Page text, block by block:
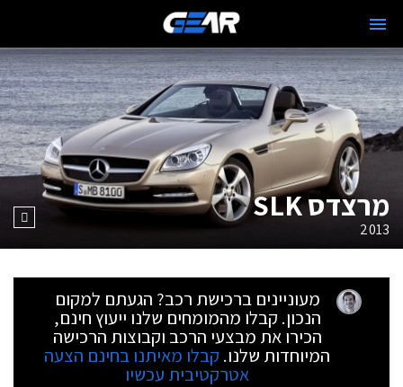
מרצדס SLK
2013
מעוניינים ברכישת רכב? הגעתם למקום
הנכון. קבלו מהמומחים שלנו ייעוץ חינם,
הכירו את מבצעי הרכב וקבוצות הרכישה
המיוחדות שלנו. קבלו מאיתנו בחינם הצעה
אטרקטיבית עכשיו